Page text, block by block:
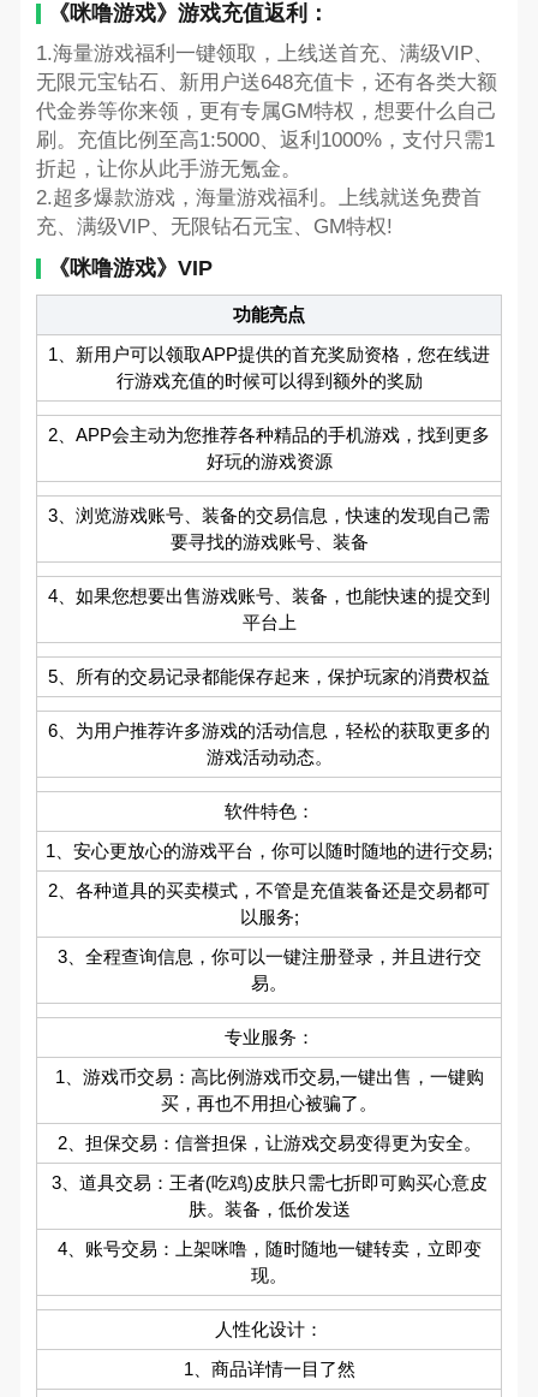
《咪噜游戏》游戏充值返利：
1.海量游戏福利一键领取，上线送首充、满级VIP、
无限元宝钻石、新用户送648充值卡，还有各类大额
代金券等你来领，更有专属GM特权，想要什么自己
刷。充值比例至高1:5000、返利1000%，支付只需1
折起，让你从此手游无氪金。
2.超多爆款游戏，海量游戏福利。上线就送免费首
充、满级VIP、无限钻石元宝、GM特权!
《咪噜游戏》VIP
功能亮点
1、新用户可以领取APP提供的首充奖励资格，您在线进
行游戏充值的时候可以得到额外的奖励
2、APP会主动为您推荐各种精品的手机游戏，找到更多
好玩的游戏资源
3、浏览游戏账号、装备的交易信息，快速的发现自己需
要寻找的游戏账号、装备
4、如果您想要出售游戏账号、装备，也能快速的提交到
平台上
5、所有的交易记录都能保存起来，保护玩家的消费权益
6、为用户推荐许多游戏的活动信息，轻松的获取更多的
游戏活动动态。
软件特色：
1、安心更放心的游戏平台，你可以随时随地的进行交易;
2、各种道具的买卖模式，不管是充值装备还是交易都可
以服务;
3、全程查询信息，你可以一键注册登录，并且进行交
易。
专业服务：
1、游戏币交易：高比例游戏币交易,一键出售，一键购
买，再也不用担心被骗了。
2、担保交易：信誉担保，让游戏交易变得更为安全。
3、道具交易：王者(吃鸡)皮肤只需七折即可购买心意皮
肤。装备，低价发送
4、账号交易：上架咪噜，随时随地一键转卖，立即变
现。
人性化设计：
1、商品详情一目了然